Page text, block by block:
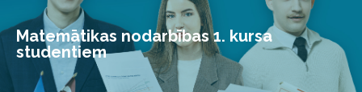
Matemātikas nodarbības 1. kursa
studentiem